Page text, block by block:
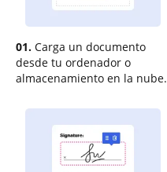
01. Carga un documento
desde tu ordenador o
almacenamiento en la nube.